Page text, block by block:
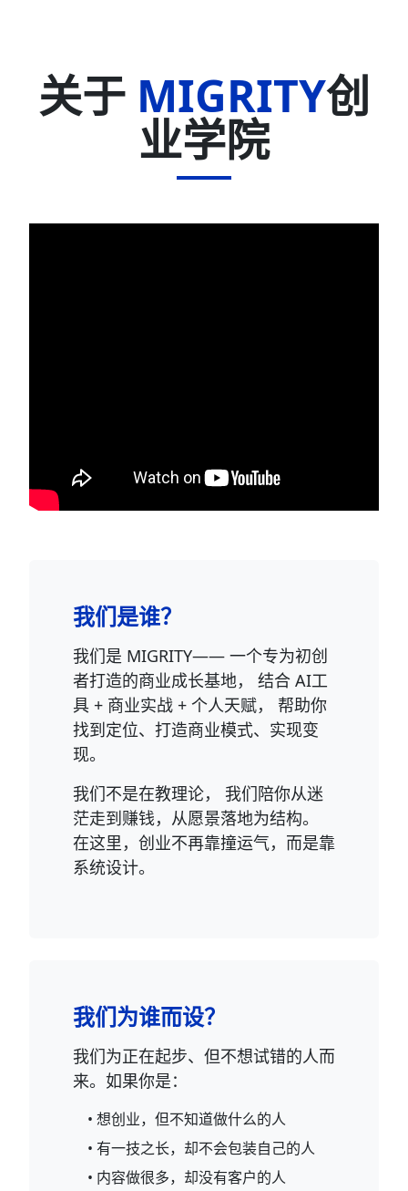
关于 MIGRITY创
业学院
我们是谁？
我们是 MIGRITY—— 一个专为初创
者打造的商业成长基地， 结合 AI工
具 + 商业实战 + 个人天赋， 帮助你
找到定位、打造商业模式、实现变
现。
我们不是在教理论， 我们陪你从迷
茫走到赚钱，从愿景落地为结构。
在这里，创业不再靠撞运气，而是靠
系统设计。
我们为谁而设？
我们为正在起步、但不想试错的人而
来。如果你是：
• 想创业，但不知道做什么的人
• 有一技之长，却不会包装自己的人
• 内容做很多，却没有客户的人